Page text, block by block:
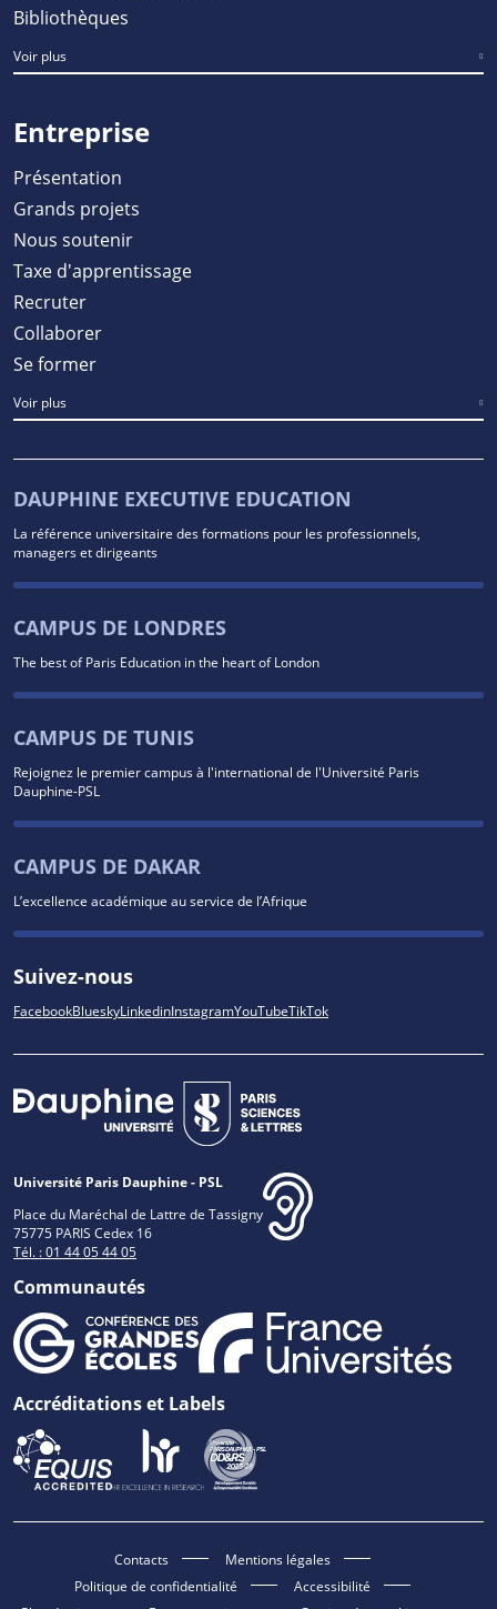
Bibliothèques
Voir plus
Entreprise
Présentation
Grands projets
Nous soutenir
Taxe d'apprentissage
Recruter
Collaborer
Se former
Voir plus
DAUPHINE EXECUTIVE EDUCATION
La référence universitaire des formations pour les professionnels,
managers et dirigeants
CAMPUS DE LONDRES
The best of Paris Education in the heart of London
CAMPUS DE TUNIS
Rejoignez le premier campus à l'international de l'Université Paris
Dauphine-PSL
CAMPUS DE DAKAR
L’excellence académique au service de l’Afrique
Suivez-nous
FacebookBlueskyLinkedinInstagramYouTubeTikTok
Université Paris Dauphine - PSL
Place du Maréchal de Lattre de Tassigny
75775 PARIS Cedex 16
Tél. : 01 44 05 44 05
Communautés
Accréditations et Labels
Contacts
Mentions légales
Politique de confidentialité
Accessibilité